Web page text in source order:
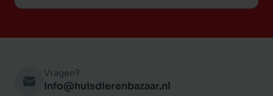
Vragen?
info@huisdierenbazaar.nl